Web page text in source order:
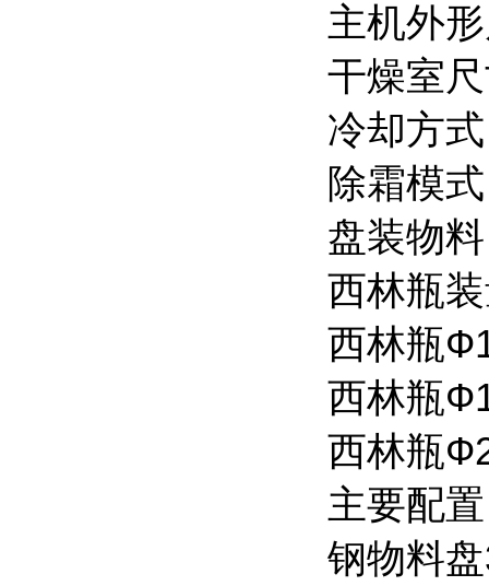
主机外
干燥室
冷却方
除霜模
盘装物
西林瓶
西林瓶
西林瓶
西林瓶
主要配
钢物料